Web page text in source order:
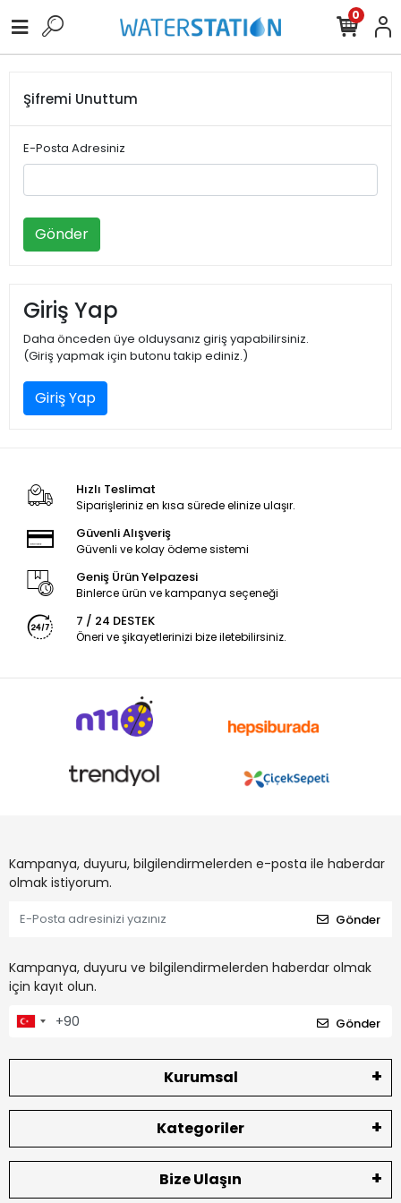
0
Şifremi Unuttum
E-Posta Adresiniz
Gönder
Giriş Yap
Daha önceden üye olduysanız giriş yapabilirsiniz.
(Giriş yapmak için butonu takip ediniz.)
Giriş Yap
Hızlı Teslimat
Siparişleriniz en kısa sürede elinize ulaşır.
Güvenli Alışveriş
Güvenli ve kolay ödeme sistemi
Geniş Ürün Yelpazesi
Binlerce ürün ve kampanya seçeneği
7 / 24 DESTEK
Öneri ve şikayetlerinizi bize iletebilirsiniz.
Kampanya, duyuru, bilgilendirmelerden e-posta ile haberdar
olmak istiyorum.
Gönder
Kampanya, duyuru ve bilgilendirmelerden haberdar olmak
için kayıt olun.
Gönder
Kurumsal
Kategoriler
Bize Ulaşın